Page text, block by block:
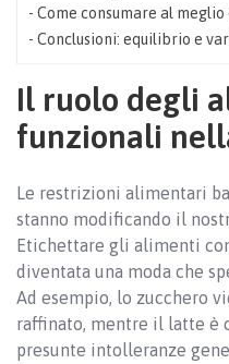
Come consumare al
Conclusioni: equilibrio e
Il ruolo degli
funzionali
Le restrizioni alimentari
stanno modificando il
Etichettare gli alimenti
diventata una moda che
Ad esempio, lo zucchero
raffinato, mentre il latte è
presunte intolleranze